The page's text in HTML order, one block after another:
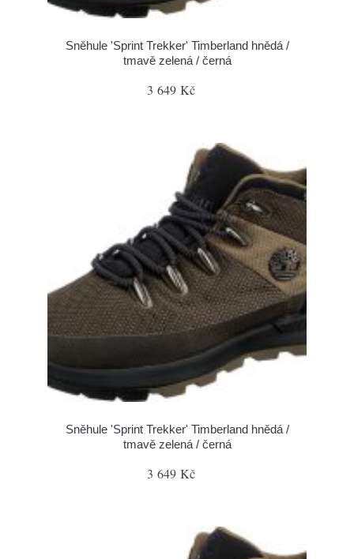
Sněhule 'Sprint Trekker' Timberland hnědá /
tmavě zelená / černá
3 649 Kč
Sněhule 'Sprint Trekker' Timberland hnědá /
tmavě zelená / černá
3 649 Kč